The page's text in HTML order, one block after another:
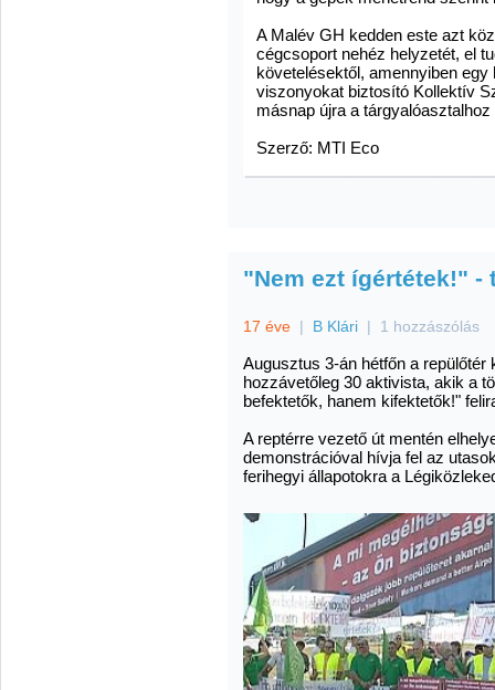
A Malév GH kedden este azt
cégcsoport nehéz helyzetét, el
követelésektől, amennyiben
viszonyokat biztosító Kollektív
másnap újra a tárgyalóasztalhoz
Szerző: MTI Eco
"Nem ezt ígértétek!" -
17 éve | B Klári | 1 hozzászólás
Augusztus 3-án hétfőn a
hozzávetőleg 30 aktivista, akik a
befektetők, hanem kifektetők!"
A reptérre vezető út mentén
demonstrációval hívja fel az
ferihegyi állapotokra a